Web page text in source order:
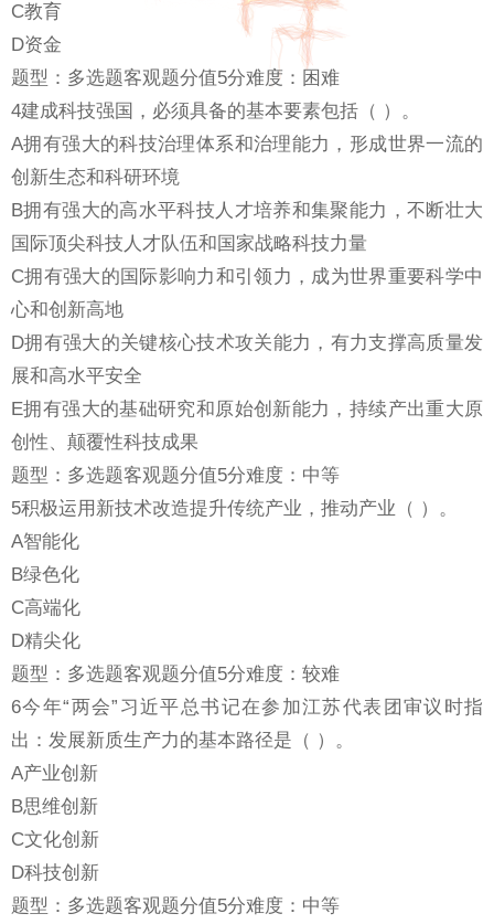
C教育
D资金
题型：多选题客观题分值5分难度：困难
4建成科技强国，必须具备的基本要素包括（ ）。
A拥有强大的科技治理体系和治理能力，形成世界一流的
创新生态和科研环境
B拥有强大的高水平科技人才培养和集聚能力，不断壮大
国际顶尖科技人才队伍和国家战略科技力量
C拥有强大的国际影响力和引领力，成为世界重要科学中
心和创新高地
D拥有强大的关键核心技术攻关能力，有力支撑高质量发
展和高水平安全
E拥有强大的基础研究和原始创新能力，持续产出重大原
创性、颠覆性科技成果
题型：多选题客观题分值5分难度：中等
5积极运用新技术改造提升传统产业，推动产业（ ）。
A智能化
B绿色化
C高端化
D精尖化
题型：多选题客观题分值5分难度：较难
6今年“两会”习近平总书记在参加江苏代表团审议时指
出：发展新质生产力的基本路径是（ ）。
A产业创新
B思维创新
C文化创新
D科技创新
题型：多选题客观题分值5分难度：中等